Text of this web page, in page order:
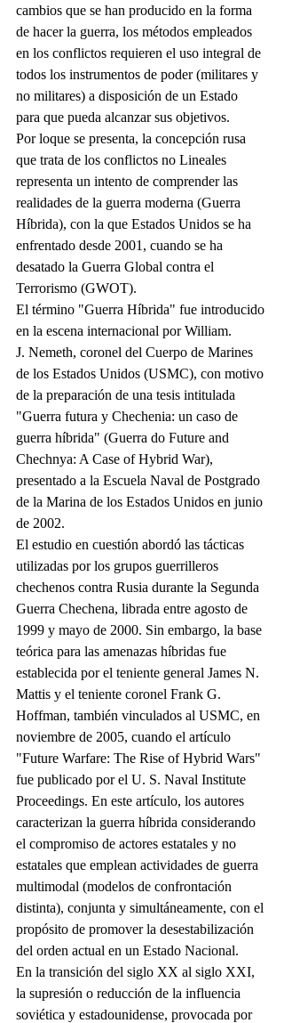
cambios que se han producido en la forma
de hacer la guerra, los métodos empleados
en los conflictos requieren el uso integral de
todos los instrumentos de poder (militares y
no militares) a disposición de un Estado
para que pueda alcanzar sus objetivos.
Por loque se presenta, la concepción rusa
que trata de los conflictos no Lineales
representa un intento de comprender las
realidades de la guerra moderna (Guerra
Híbrida), con la que Estados Unidos se ha
enfrentado desde 2001, cuando se ha
desatado la Guerra Global contra el
Terrorismo (GWOT).
El término "Guerra Híbrida" fue introducido
en la escena internacional por William.
J. Nemeth, coronel del Cuerpo de Marines
de los Estados Unidos (USMC), con motivo
de la preparación de una tesis intitulada
"Guerra futura y Chechenia: un caso de
guerra híbrida" (Guerra do Future and
Chechnya: A Case of Hybrid War),
presentado a la Escuela Naval de Postgrado
de la Marina de los Estados Unidos en junio
de 2002.
El estudio en cuestión abordó las tácticas
utilizadas por los grupos guerrilleros
chechenos contra Rusia durante la Segunda
Guerra Chechena, librada entre agosto de
1999 y mayo de 2000. Sin embargo, la base
teórica para las amenazas híbridas fue
establecida por el teniente general James N.
Mattis y el teniente coronel Frank G.
Hoffman, también vinculados al USMC, en
noviembre de 2005, cuando el artículo
"Future Warfare: The Rise of Hybrid Wars"
fue publicado por el U. S. Naval Institute
Proceedings. En este artículo, los autores
caracterizan la guerra híbrida considerando
el compromiso de actores estatales y no
estatales que emplean actividades de guerra
multimodal (modelos de confrontación
distinta), conjunta y simultáneamente, con el
propósito de promover la desestabilización
del orden actual en un Estado Nacional.
En la transición del siglo XX al siglo XXI,
la supresión o reducción de la influencia
soviética y estadounidense, provocada por